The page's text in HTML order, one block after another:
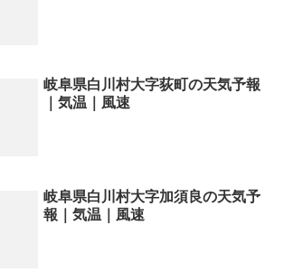
岐阜県白川村大字荻町の天気予報
｜気温｜風速
岐阜県白川村大字加須良の天気予
報｜気温｜風速